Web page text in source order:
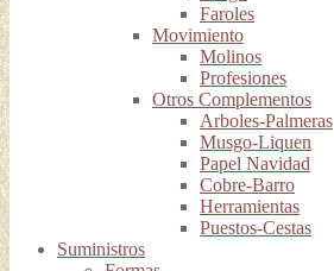
Faroles
Movimiento
Molinos
Profesiones
Otros Complementos
Arboles-Palmeras
Musgo-Liquen
Papel Navidad
Cobre-Barro
Herramientas
Puestos-Cestas
Suministros